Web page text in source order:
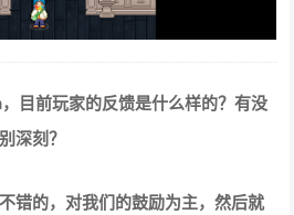
目前玩家的反馈是什么样的？有没
深刻？
错的，对我们的鼓励为主，然后就